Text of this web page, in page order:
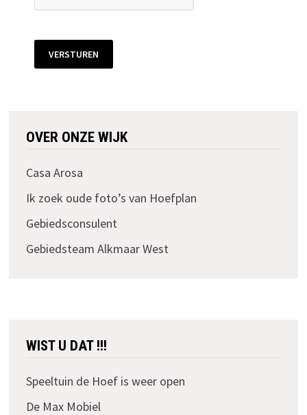
VERSTUREN
OVER ONZE WIJK
Casa Arosa
Ik zoek oude foto’s van Hoefplan
Gebiedsconsulent
Gebiedsteam Alkmaar West
WIST U DAT !!!
Speeltuin de Hoef is weer open
De Max Mobiel